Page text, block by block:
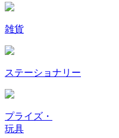
雑貨
ステーショナリー
プライズ・
玩具